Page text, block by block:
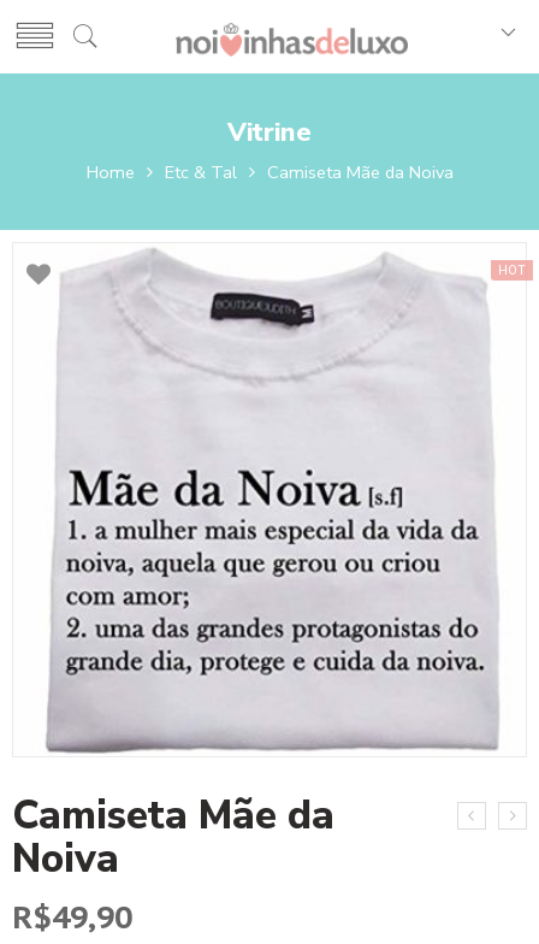
Vitrine
Home Etc & Tal Camiseta Mãe da Noiva
HOT
Camiseta Mãe da
Noiva
R$49,90